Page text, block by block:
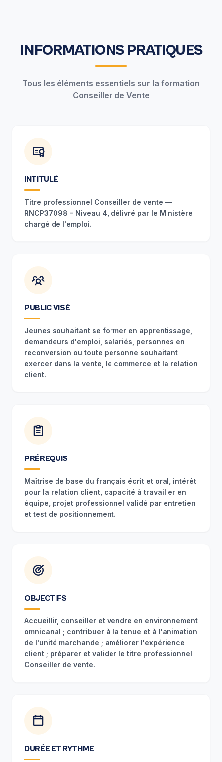
INFORMATIONS PRATIQUES
Tous les éléments essentiels sur la formation
Conseiller de Vente
INTITULÉ
Titre professionnel Conseiller de vente —
RNCP37098 - Niveau 4, délivré par le Ministère
chargé de l'emploi.
PUBLIC VISÉ
Jeunes souhaitant se former en apprentissage,
demandeurs d'emploi, salariés, personnes en
reconversion ou toute personne souhaitant
exercer dans la vente, le commerce et la relation
client.
PRÉREQUIS
Maîtrise de base du français écrit et oral, intérêt
pour la relation client, capacité à travailler en
équipe, projet professionnel validé par entretien
et test de positionnement.
OBJECTIFS
Accueillir, conseiller et vendre en environnement
omnicanal ; contribuer à la tenue et à l'animation
de l'unité marchande ; améliorer l'expérience
client ; préparer et valider le titre professionnel
Conseiller de vente.
DURÉE ET RYTHME